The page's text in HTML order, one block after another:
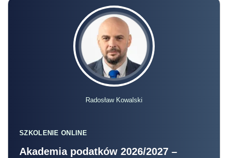
Radosław Kowalski
SZKOLENIE ONLINE
Akademia podatków 2026/2027 –